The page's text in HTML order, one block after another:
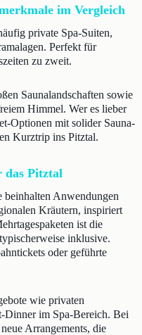
im Vergleich
private Spa-Suiten,
Perfekt für
zu zweit.
Saunalandschaften sowie
Himmel. Wer es lieber
Optionen mit solider Sauna-
Kurztrip ins Pitztal.
das Pitztal
Anwendungen
Kräutern, inspiriert
ist die
inklusive.
oder geführte
wie privaten
im Spa-Bereich. Bei
Arrangements, die